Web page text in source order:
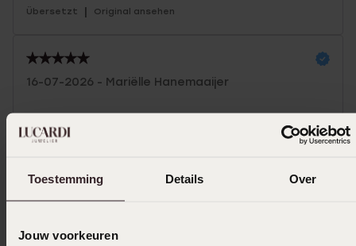
Toestemming Details Over
Jouw voorkeuren
Übersetzt | Original ansehen
16-07-2026 - Mariëlle Hanemaaijer